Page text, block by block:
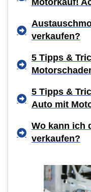
Motorkauf!
verkaufen?
5 Tipps &
5 Tipps &
Auto mit
Wo kann ich
verkaufen?